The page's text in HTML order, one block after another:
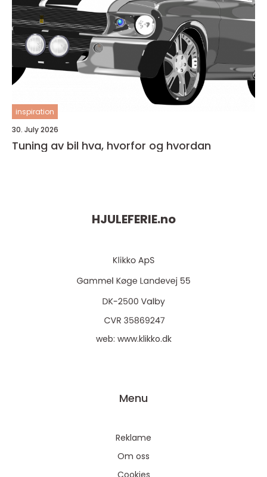
inspiration
30. July 2026
Tuning av bil hva, hvorfor og hvordan
HJULEFERIE.no
web: www.klikko.dk
Menu
Reklame
Om oss
Cookies